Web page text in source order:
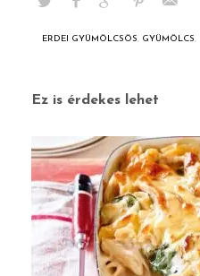
ERDEI GYÜMÖLCSÖS, GYÜMÖLCS,
Ez is érdekes lehet